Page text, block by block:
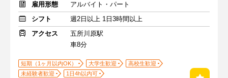
雇用形態
アルバイト・パート
シフト
週2日以上 1日3時間以上
アクセス
五所川原駅
車8分
短期（1ヶ月以内OK） 大学生歓迎
高校生歓迎
未経験者歓迎
1日4h以内可